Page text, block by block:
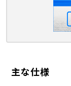
主な仕様